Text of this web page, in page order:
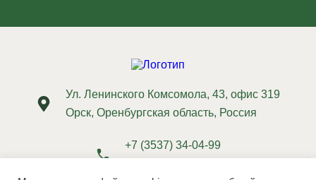
Ул. Ленинского Комсомола, 43, офис 319
Орск, Оренбургская область, Россия
+7 (3537) 34-04-99